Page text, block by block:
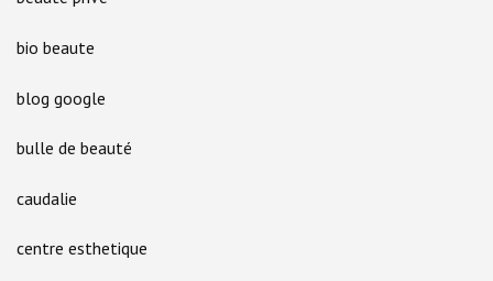
bio beaute
blog google
bulle de beauté
caudalie
centre esthetique